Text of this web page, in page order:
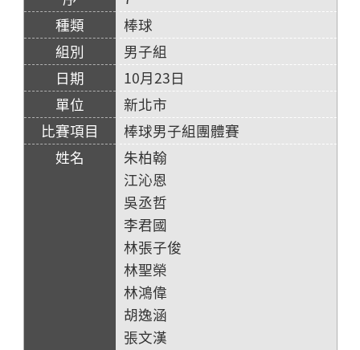
棒球
男子組
10月23日
新北市
棒球男子組團體賽
朱柏翰
江沁恩
吳丞哲
李君國
林張子俊
林聖榮
林鴻偉
胡逸涵
張文漢